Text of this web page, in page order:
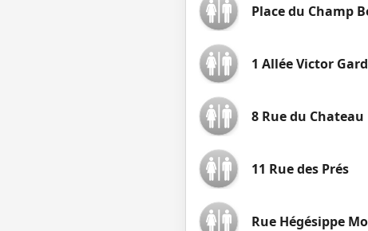
Place du Champ
1 Allée Victor
8 Rue du Chateau
11 Rue des Prés
Rue Hégésippe